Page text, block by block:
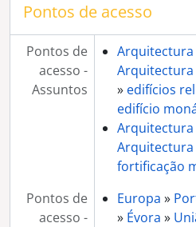
Pontos de acesso
Pontos de
acesso -
Assuntos
Arquitectura
» edifícios
edifício
Arquitectura
fortificação
Pontos de
acesso -
Europa »
» Évora »